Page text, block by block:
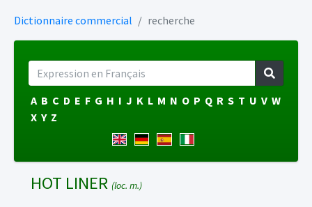
Dictionnaire commercial recherche
A B C D E F G H I J K L M N O P Q R S T U V W
X Y Z
HOT LINER (loc. m.)